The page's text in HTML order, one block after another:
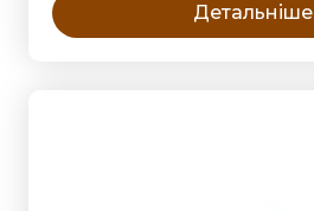
Детальніше